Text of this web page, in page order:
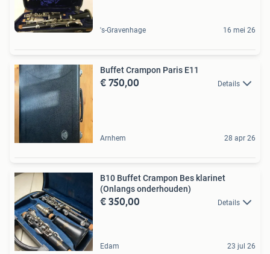
's-Gravenhage 16 mei 26
Buffet Crampon Paris E11
€ 750,00 Details
Arnhem 28 apr 26
B10 Buffet Crampon Bes klarinet
(Onlangs onderhouden)
€ 350,00 Details
Edam 23 jul 26